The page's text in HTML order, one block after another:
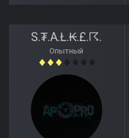
S.₮.A.Ł.₭.£.☈.
Опытный